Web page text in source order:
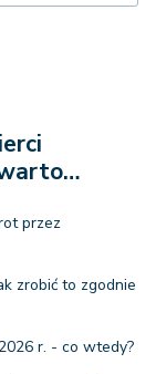
przez
zrobić to zgodnie
r. - co wtedy?